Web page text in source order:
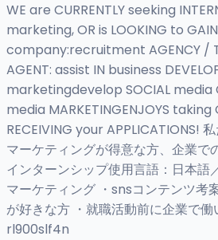
WE are CURRENTLY seeking
marketing, OR is LOOKING to
company:recruitment AGENCY /
AGENT: assist IN business
marketingdevelop SOCIAL media
media MARKETINGENJOYS taking
RECEIVING your APPLICATIONS!
マーケティングが得意な方、企業で
インターンシップ使用言語：日本
マーケティング ・snsコンテンツ考
が好きな方 ・就職活動前に企業で
rl900slf4n